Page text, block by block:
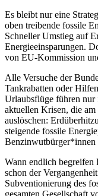
Es bleibt nur eine
oben treibende fossile
Schneller Umstieg auf
Energieeinsparungen.
von EU-Kommission
Alle Versuche der
Tankrabatten oder
Urlaubsflüge führen nur
aktuellen Krisen, die
auslöschen:
steigende fossile
Benzinwutbürger*innen
Wann endlich begreifen
schon der
Subventionierung des
gesamten Gesellschaft